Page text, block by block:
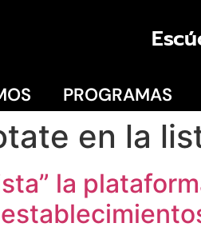
PROGRAMAS
en la
la